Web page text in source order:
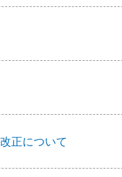
正について